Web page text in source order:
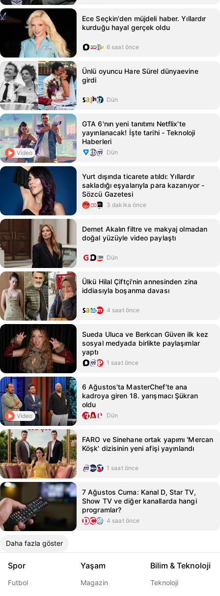
Ece Seçkin'den müjdeli haber. Yıllardır
kurduğu hayal gerçek oldu
6 saat önce
Ünlü oyuncu Hare Sürel dünyaevine
girdi
Dün
Video
GTA 6'nın yeni tanıtımı Netflix'te
yayınlanacak! İşte tarihi - Teknoloji
Haberleri
Dün
Yurt dışında ticarete atıldı: Yıllardır
sakladığı eşyalarıyla para kazanıyor -
Sözcü Gazetesi
3 dakika önce
Demet Akalın filtre ve makyaj olmadan
doğal yüzüyle video paylaştı
Dün
Ülkü Hilal Çiftçi'nin annesinden zina
iddiasıyla boşanma davası
4 saat önce
Sueda Uluca ve Berkcan Güven ilk kez
sosyal medyada birlikte paylaşımlar
yaptı
1 saat önce
Video
6 Ağustos'ta MasterChef'te ana
kadroya giren 18. yarışmacı Şükran
oldu
Dün
FARO ve Sinehane ortak yapımı 'Mercan
Köşk' dizisinin yeni afişi yayınlandı
1 saat önce
7 Ağustos Cuma: Kanal D, Star TV,
Show TV ve diğer kanallarda hangi
programlar?
4 saat önce
Daha fazla göster
Spor
Futbol
Yaşam
Magazin
Bilim & Teknoloji
Teknoloji